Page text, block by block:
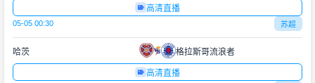
高清直播
05-05 00:30 苏超
哈茨 格拉斯哥流浪者
高清直播